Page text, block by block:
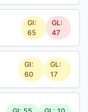
GI:
65
GL:
47
GI:
60
GL:
17